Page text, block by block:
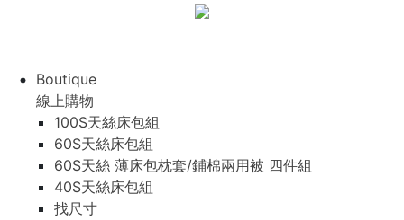
Boutique
線上購物
100S天絲床包組
60S天絲床包組
60S天絲 薄床包枕套/鋪棉兩用被 四件組
40S天絲床包組
找尺寸